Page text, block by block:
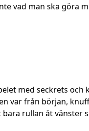
vad man ska göra
med seckrets och
var från början,
rullan åt vänster